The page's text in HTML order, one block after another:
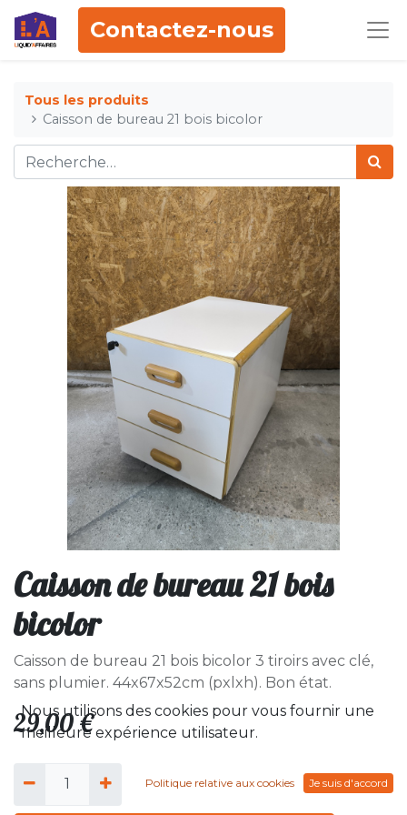
Contactez-nous
Tous les produits
Caisson de bureau 21 bois bicolor
Caisson de bureau 21 bois
bicolor
Caisson de bureau 21 bois bicolor 3 tiroirs avec clé,
sans plumier. 44x67x52cm (pxlxh). Bon état.
29,00€
Nous utilisons des cookies pour vous fournir une
meilleure expérience utilisateur.
Politique relative aux cookies Je suis d'accord